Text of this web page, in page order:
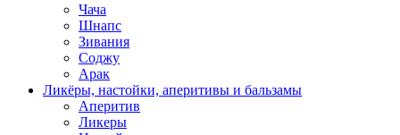
Чача
Шнапс
Зивания
Соджу
Арак
Ликёры, настойки, аперитивы и бальзамы
Аперитив
Ликеры